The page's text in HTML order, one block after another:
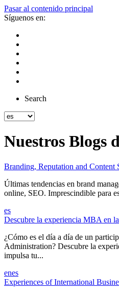
Pasar al contenido principal
Síguenos en:
Search
Nuestros Blogs
Branding, Reputation and Content
Últimas tendencias en brand
online, SEO. Imprescindible para
es
Descubre la experiencia MBA en
¿Cómo es el día a día de un
Administration? Descubre la
impulsa tu...
enes
Experiences of International